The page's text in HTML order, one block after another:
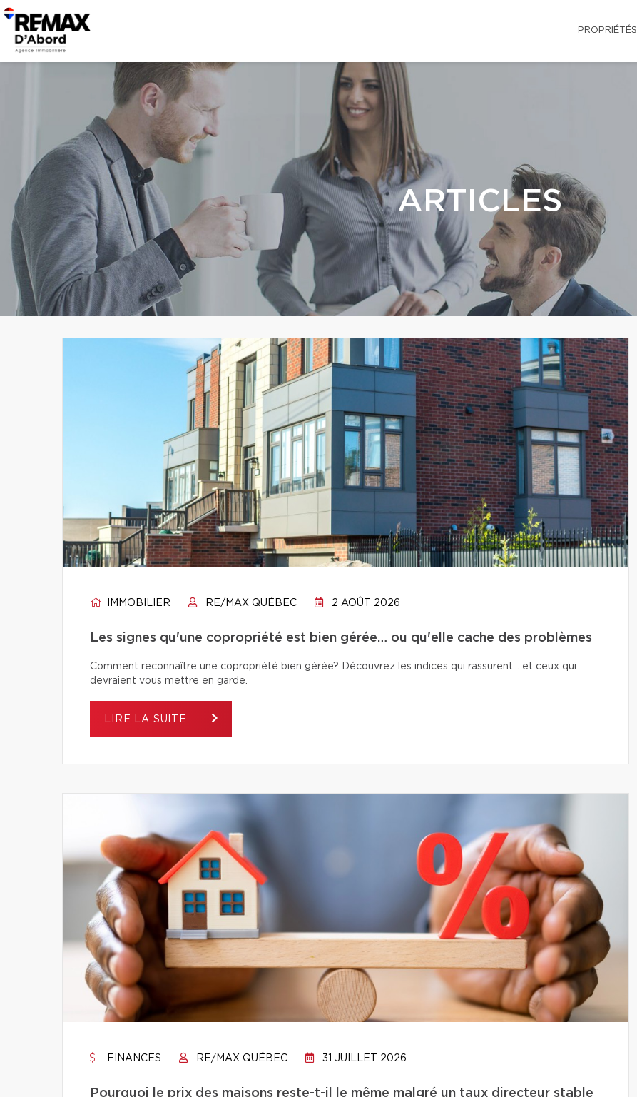
PROPRIÉTÉS
ARTICLES
IMMOBILIER RE/MAX QUÉBEC 2 AOÛT 2026
Les signes qu'une copropriété est bien gérée… ou qu'elle cache des problèmes
Comment reconnaître une copropriété bien gérée? Découvrez les indices qui rassurent… et ceux qui
devraient vous mettre en garde.
LIRE LA SUITE
FINANCES RE/MAX QUÉBEC 31 JUILLET 2026
Pourquoi le prix des maisons reste-t-il le même malgré un taux directeur stable